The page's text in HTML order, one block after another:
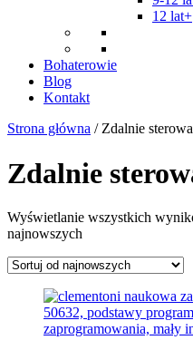
12 lat+
Bohaterowie
Blog
Kontakt
Strona główna / Zdalnie
Zdalnie
Wyświetlanie wszystkich
najnowszych